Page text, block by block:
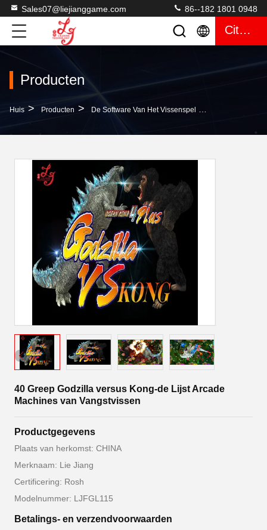
Sales07@liejianggame.com 86--182 1801 0948
Citaat
Producten
Huis > Producten > De Software Van Het Vissenspel >
40 Greep Godzilla versus Kong-de Lijst Arcade
Machines van Vangstvissen
Productgegevens
Plaats van herkomst: CHINA
Merknaam: Lie Jiang
Certificering: Rosh
Modelnummer: LJFGL115
Betalings- en verzendvoorwaarden